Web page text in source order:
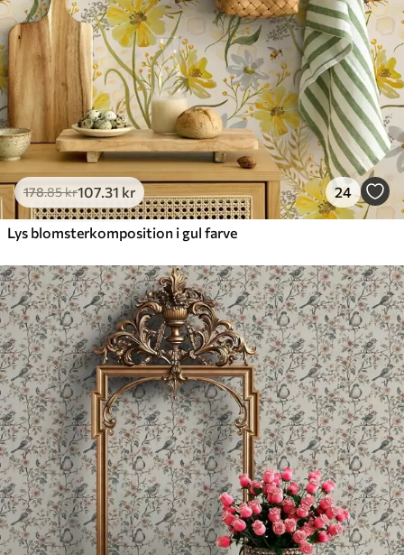
178.85kr107.31 kr 24
Lys blomsterkomposition i gul farve